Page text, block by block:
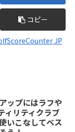
コピー
JP
ップにはラフや
ィリティクラブ
いこなしてベス